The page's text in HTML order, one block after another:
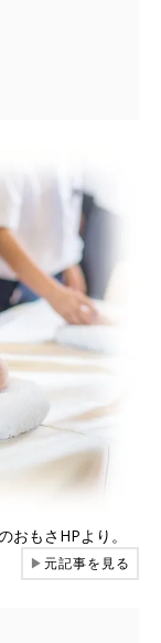
もさHPより。
▶元記事を見る